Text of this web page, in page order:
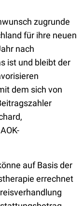
zugrunde
für ihre neuen
nach
ist und bleibt der
dem sich von
auf Basis der
errechnet